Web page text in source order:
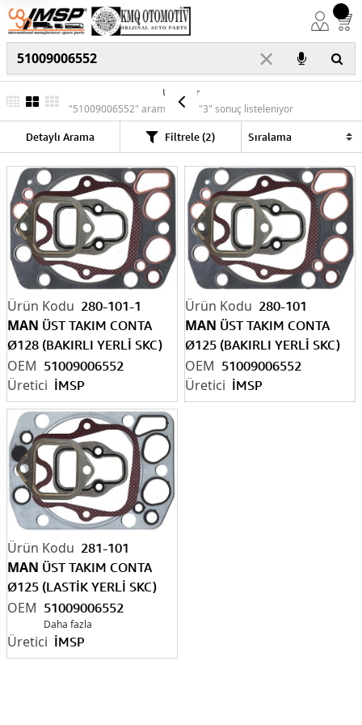
×
Ürünler
"51009006552" araması için "3" sonuç listeleniyor
Detaylı Arama Filtrele (2)
280-101-1
51009006552
MAN ÜST TAKIM CONTA
Ø128 (BAKIRLI YERLİ SKC)
51009006552828.734
İMSP
280-101
51009006552
MAN ÜST TAKIM CONTA
Ø125 (BAKIRLI YERLİ SKC)
51009006552
İMSP
281-101
51009006552
Daha fazla
MAN ÜST TAKIM CONTA
Ø125 (LASTİK YERLİ SKC)
51009006552 834.327
İMSP